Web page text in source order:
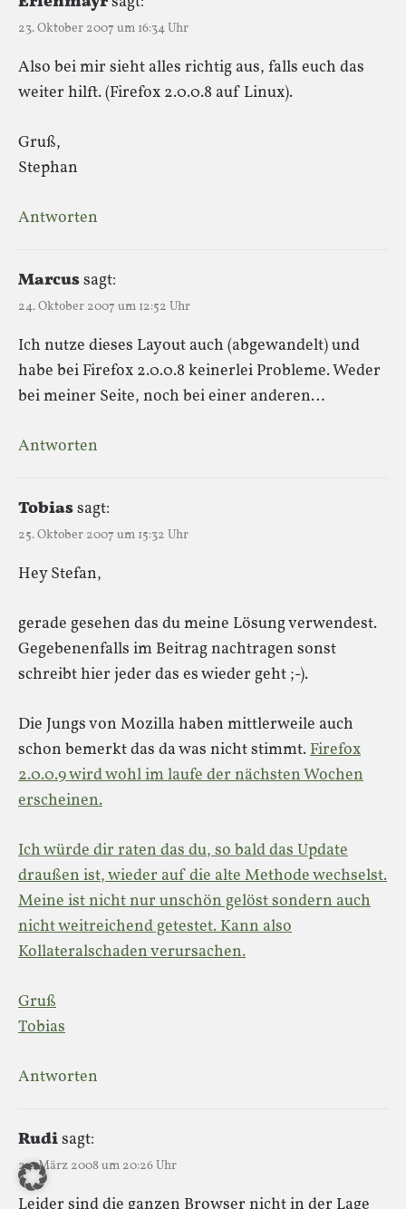
23. Oktober 2007 um 16:34 Uhr
Also bei mir sieht alles richtig aus, falls euch das
weiter hilft. (Firefox 2.0.0.8 auf Linux).
Gruß,
Stephan
Antworten
Marcussagt:
24. Oktober 2007 um 12:52 Uhr
Ich nutze dieses Layout auch (abgewandelt) und
habe bei Firefox 2.0.0.8 keinerlei Probleme. Weder
bei meiner Seite, noch bei einer anderen…
Antworten
Tobiassagt:
25. Oktober 2007 um 15:32 Uhr
Hey Stefan,
gerade gesehen das du meine Lösung verwendest.
Gegebenenfalls im Beitrag nachtragen sonst
schreibt hier jeder das es wieder geht ;-).
Die Jungs von Mozilla haben mittlerweile auch
schon bemerkt das da was nicht stimmt.Firefox
2.0.0.9 wird wohl im laufe der nächsten Wochen
erscheinen.
Ich würde dir raten das du, so bald das Update
draußen ist, wieder auf die alte Methode wechselst.
Meine ist nicht nur unschön gelöst sondern auch
nicht weitreichend getestet. Kann also
Kollateralschaden verursachen.
Gruß
Tobias
Antworten
Rudisagt:
24. März 2008 um 20:26 Uhr